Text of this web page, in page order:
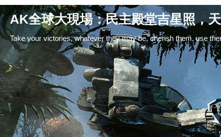
AK全球大現場：民主殿堂吉星照，
Take your victories, whatever they may be, cherish them, use